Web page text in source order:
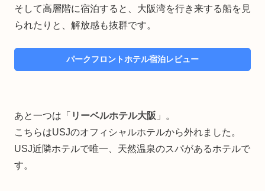
そして高層階に宿泊すると、大阪湾を行き来する船を見
られたりと、解放感も抜群です。
パークフロントホテル宿泊レビュー
あと一つは「 リーベルホテル大阪 」。
こちらはUSJのオフィシャルホテルから外れました。
USJ近隣ホテルで唯一、天然温泉のスパがあるホテルで
す。